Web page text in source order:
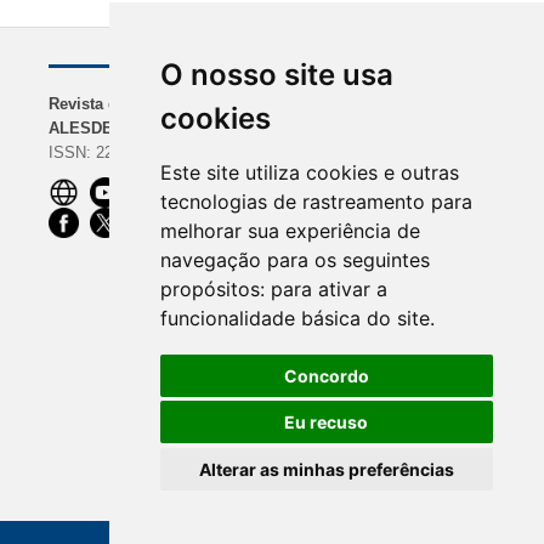
O nosso site usa
cookies
Este site utiliza cookies e outras
tecnologias de rastreamento para
melhorar sua experiência de
navegação para os seguintes
propósitos: para ativar a
funcionalidade básica do site.
Concordo
Eu recuso
Alterar as minhas preferências
Revista da
ALESDE
ISSN: 2238-0000
NAVEGAÇÃO
Sobre a Revista
Autores
Equipe Editorial
ROAD | Dimensions |
CiteFactor
OpenAIRE |
ScienceOpen | Ibict